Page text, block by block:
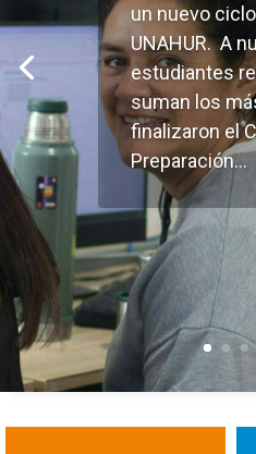
un nuevo
UNAHUR. A
estudiantes
suman los
finalizaron el
Preparación...